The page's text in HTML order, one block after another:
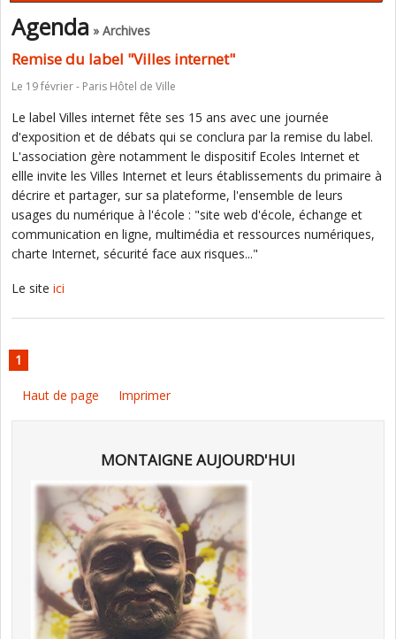
Agenda » Archives
Remise du label "Villes internet"
Le 19 février - Paris Hôtel de Ville
Le label Villes internet fête ses 15 ans avec une journée
d'exposition et de débats qui se conclura par la remise du label.
L'association gère notamment le dispositif Ecoles Internet et
ellle invite les Villes Internet et leurs établissements du primaire à
décrire et partager, sur sa plateforme, l'ensemble de leurs
usages du numérique à l'école : "site web d'école, échange et
communication en ligne, multimédia et ressources numériques,
charte Internet, sécurité face aux risques..."
Le site ici
1
Haut de page Imprimer
MONTAIGNE AUJOURD'HUI